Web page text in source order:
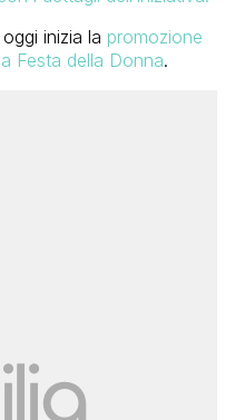
inizia la promozione
Festa della Donna.